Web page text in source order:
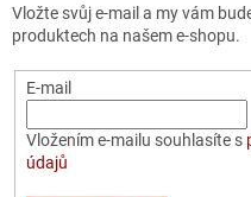
Vložte svůj e-mail a my vám
produktech na našem e-shopu.
E-mail
Vložením e-mailu souhlasíte s
údajů